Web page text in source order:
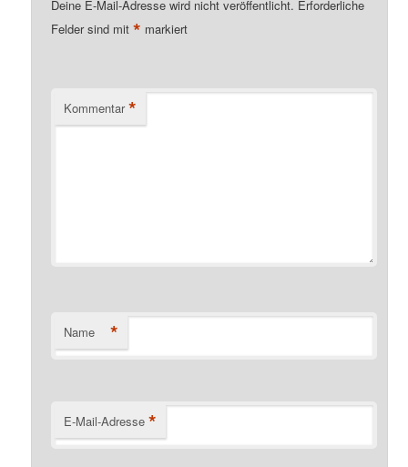
Deine E-Mail-Adresse wird nicht veröffentlicht. Erforderliche
Felder sind mit* markiert
Kommentar *
Name *
E-Mail-Adresse *